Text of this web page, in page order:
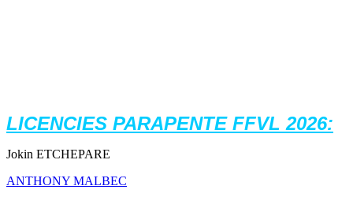
LICENCIES PARAPENTE FFVL 2026:
Jokin ETCHEPARE
ANTHONY MALBEC